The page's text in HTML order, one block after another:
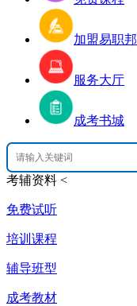
加盟易职邦
服务大厅
成考书城
考辅资料 <
免费试听
培训课程
辅导班型
成考教材